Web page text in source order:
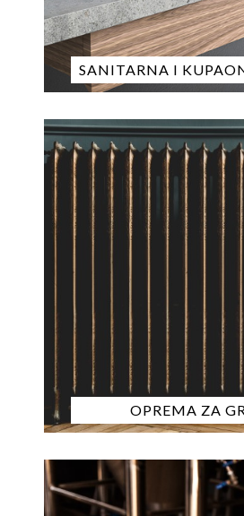
SANITARNA I
OPREMA ZA